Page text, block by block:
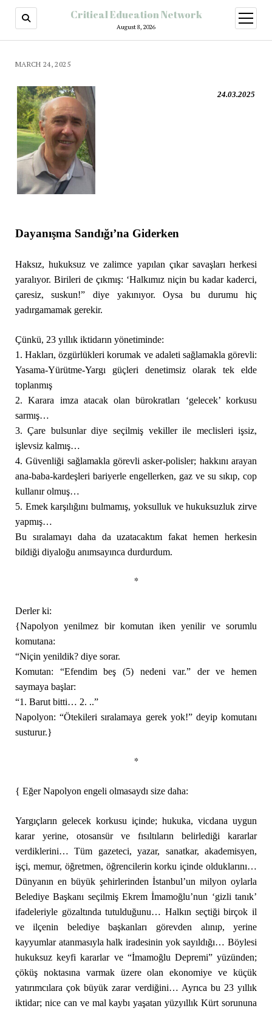
Critical Education Network
August 8, 2026
MARCH 24, 2025
24.03.2025
Dayanışma Sandığı’na Giderken
Haksız, hukuksuz ve zalimce yapılan çıkar savaşları herkesi
yaralıyor. Birileri de çıkmış: ‘Halkımız niçin bu kadar kaderci,
çaresiz, suskun!” diye yakınıyor. Oysa bu durumu hiç
yadırgamamak gerekir.
Çünkü, 23 yıllık iktidarın yönetiminde:
1. Hakları, özgürlükleri korumak ve adaleti sağlamakla görevli:
Yasama-Yürütme-Yargı güçleri denetimsiz olarak tek elde
toplanmış
2. Karara imza atacak olan bürokratları ‘gelecek’ korkusu
sarmış…
3. Çare bulsunlar diye seçilmiş vekiller ile meclisleri işsiz,
işlevsiz kalmış…
4. Güvenliği sağlamakla görevli asker-polisler; hakkını arayan
ana-baba-kardeşleri bariyerle engellerken, gaz ve su sıkıp, cop
kullanır olmuş…
5. Emek karşılığını bulmamış, yoksulluk ve hukuksuzluk zirve
yapmış…
Bu sıralamayı daha da uzatacaktım fakat hemen herkesin
bildiği diyaloğu anımsayınca durdurdum.
*
Derler ki:
{Napolyon yenilmez bir komutan iken yenilir ve sorumlu
komutana:
“Niçin yenildik? diye sorar.
Komutan: “Efendim beş (5) nedeni var.” der ve hemen
saymaya başlar:
“1. Barut bitti… 2. ..”
Napolyon: “Ötekileri sıralamaya gerek yok!” deyip komutanı
susturur.}
*
{ Eğer Napolyon engeli olmasaydı size daha:
Yargıçların gelecek korkusu içinde; hukuka, vicdana uygun
karar yerine, otosansür ve fısıltıların belirlediği kararlar
verdiklerini… Tüm gazeteci, yazar, sanatkar, akademisyen,
işçi, memur, öğretmen, öğrencilerin korku içinde olduklarını…
Dünyanın en büyük şehirlerinden İstanbul’un milyon oylarla
Belediye Başkanı seçilmiş Ekrem İmamoğlu’nun ‘gizli tanık’
ifadeleriyle gözaltında tutulduğunu… Halkın seçtiği birçok il
ve ilçenin belediye başkanları görevden alınıp, yerine
kayyumlar atanmasıyla halk iradesinin yok sayıldığı… Böylesi
hukuksuz keyfi kararlar ve “İmamoğlu Depremi” yüzünden;
çöküş noktasına varmak üzere olan ekonomiye ve küçük
yatırımcılara çok büyük zarar verdiğini… Ayrıca bu 23 yıllık
iktidar; nice can ve mal kaybı yaşatan yüzyıllık Kürt sorununa